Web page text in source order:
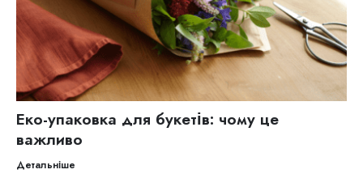
Еко-упаковка для букетів: чому це
важливо
Детальніше